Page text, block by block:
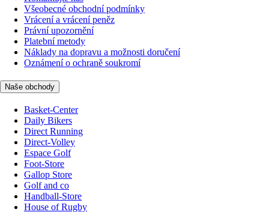
Všeobecné obchodní podmínky
Vrácení a vrácení peněz
Právní upozornění
Platební metody
Náklady na dopravu a možnosti doručení
Oznámení o ochraně soukromí
Naše obchody
Basket-Center
Daily Bikers
Direct Running
Direct-Volley
Espace Golf
Foot-Store
Gallop Store
Golf and co
Handball-Store
House of Rugby